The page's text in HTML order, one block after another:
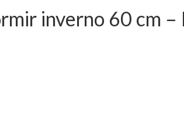
inverno 60 cm